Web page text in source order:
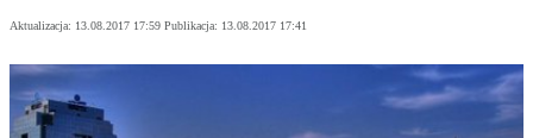
Aktualizacja: 13.08.2017 17:59 Publikacja: 13.08.2017 17:41